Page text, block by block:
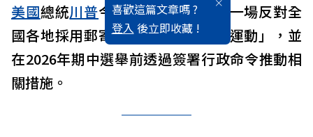
喜歡這篇文章嗎 ?
登入 後立即收藏 !
美國總統川普今天宣布，他將領導一場反對全
國各地採用郵寄投票跟投票機的「運動」，並
在2026年期中選舉前透過簽署行政命令推動相
關措施。